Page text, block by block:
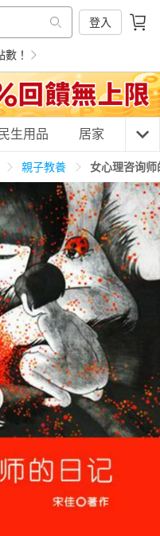
登入
！
養生保健 民生用品
運動休閒 親子玩具
化妝保養 情趣用品
民生用品 居家 3C
親子教養 女心理咨询